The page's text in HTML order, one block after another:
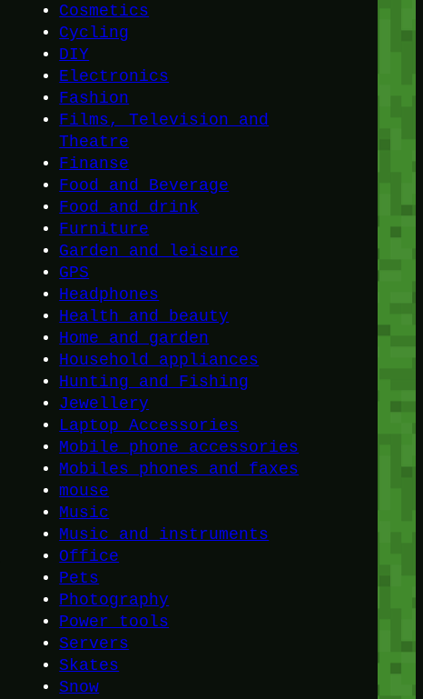
Cosmetics
Cycling
DIY
Electronics
Fashion
Films, Television and
Theatre
Finanse
Food and Beverage
Food and drink
Furniture
Garden and leisure
GPS
Headphones
Health and beauty
Home and garden
Household appliances
Hunting and Fishing
Jewellery
Laptop Accessories
Mobile phone accessories
Mobiles phones and faxes
mouse
Music
Music and instruments
Office
Pets
Photography
Power tools
Servers
Skates
Snow